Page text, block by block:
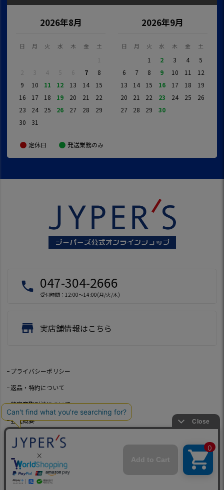
2026年8月
日 月 火 水 木 金 土
1
2
3 4 5 6 7
8
9
10 11 12 13 14
15
16
17 18 19 20 21
22
23
24 25 26 27 28
29
30
31
2026年9月
日 月 火 水 木 金 土
1 2 3 4
5
6
7 8 9 10 11
12
13
14 15 16 17 18
19
20
21 22 23 24 25
26
27
28 29 30
定休日 発送業務のみ
local_phone 047-304-2666
受付時間：12:00～14:00(月/火/木)
store 実店舗情報はこちら
プライバシーポリシー
返品・特約について
特定商取引法について
会社概要
よくあるご質問
お問い合わせ
©2021 Jeep